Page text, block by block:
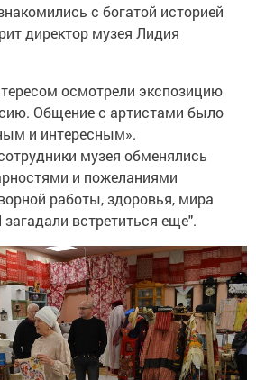
с богатой историей
директор музея Лидия
осмотрели экспозицию
Общение с артистами было
и интересным».
музея обменялись
и пожеланиями
работы, здоровья, мира
встретиться еще".